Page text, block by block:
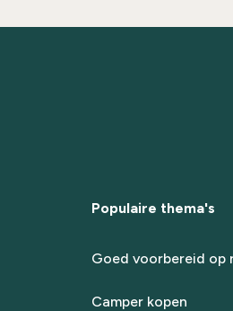
Populaire thema's
Goed voorbereid op
Camper kopen